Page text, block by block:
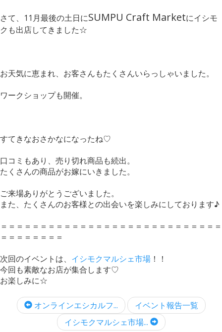
さて、11月最後の土日にSUMPU Craft Marketにイシモ
クも出店してきました☆
お天気に恵まれ、お客さんもたくさんいらっしゃいました。
ワークショップも開催。
すてきなおさかなになったね♡
口コミもあり、売り切れ商品も続出。
たくさんの商品がお嫁にいきました。
ご来場ありがとうございました。
また、たくさんのお客様との出会いを楽しみにしております♪
＝＝＝＝＝＝＝＝＝＝＝＝＝＝＝＝＝＝＝＝＝＝＝＝＝＝＝＝
＝＝＝＝＝＝＝＝
次回のイベントは、 イシモクマルシェ市場 ！！
今回も素敵なお店が集合します♡
お楽しみに☆
オンラインエシカルフ...
イベント報告一覧
イシモクマルシェ市場...